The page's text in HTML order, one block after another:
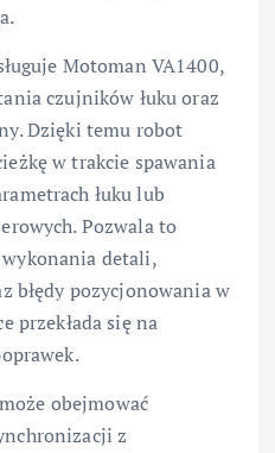
Motoman VA1400,
czujników łuku oraz
Dzięki temu robot
w trakcie spawania
łuku lub
Pozwala to
detali,
błędy pozycjonowania w
przekłada się na
obejmować
z